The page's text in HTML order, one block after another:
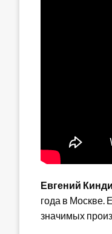
Евгений
года в Москве.
значимых